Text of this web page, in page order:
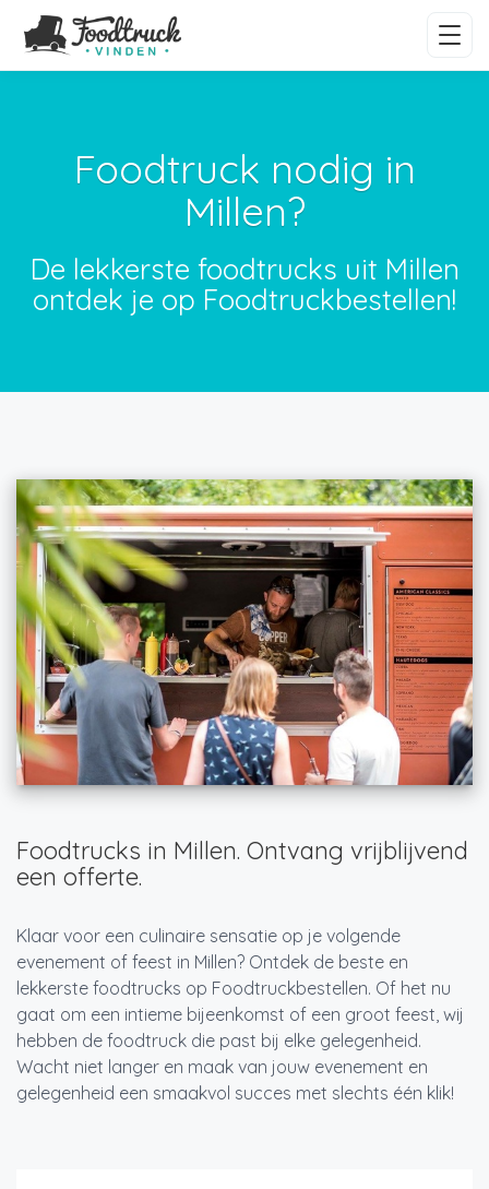
Foodtruck nodig in
Millen?
De lekkerste foodtrucks uit Millen
ontdek je op Foodtruckbestellen!
Foodtrucks in Millen. Ontvang vrijblijvend
een offerte.
Klaar voor een culinaire sensatie op je volgende
evenement of feest in Millen? Ontdek de beste en
lekkerste foodtrucks op Foodtruckbestellen. Of het nu
gaat om een intieme bijeenkomst of een groot feest, wij
hebben de foodtruck die past bij elke gelegenheid.
Wacht niet langer en maak van jouw evenement en
gelegenheid een smaakvol succes met slechts één klik!